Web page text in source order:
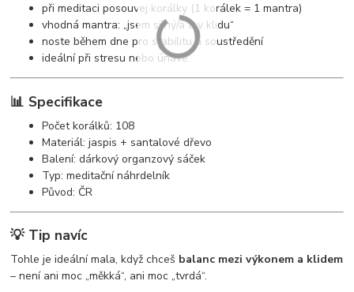
při meditaci posouvej korálky (1 korálek = 1 mantra)
vhodná mantra: „jsem silný/á a v klidu“
noste během dne pro stabilitu a soustředění
ideální při stresu nebo únavě
📊 Specifikace
Počet korálků: 108
Materiál: jaspis + santalové dřevo
Balení: dárkový organzový sáček
Typ: meditační náhrdelník
Původ: ČR
💡 Tip navíc
Tohle je ideální mala, když chceš balanc mezi výkonem a klidem
– není ani moc „měkká“, ani moc „tvrdá“.